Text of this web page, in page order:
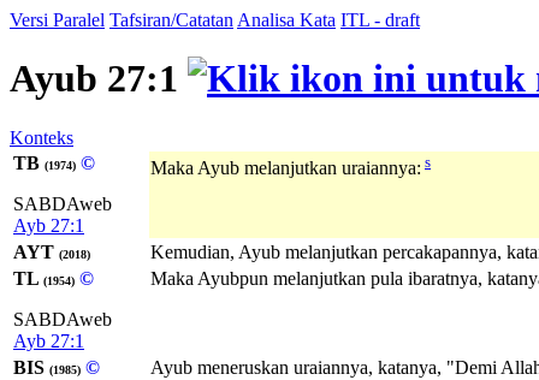
Versi Paralel Tafsiran/Catatan Analisa Kata ITL - draft
Ayub 27:1
Konteks
TB (1974) ©
SABDAweb
Ayb 27:1
Maka Ayub melanjutkan uraiannya: s
AYT (2018)
Kemudian, Ayub melanjutkan percakapannya,
TL (1954) ©
SABDAweb
Ayb 27:1
Maka Ayubpun melanjutkan pula ibaratnya,
BIS (1985) ©
Ayub meneruskan uraiannya, katanya, "Demi